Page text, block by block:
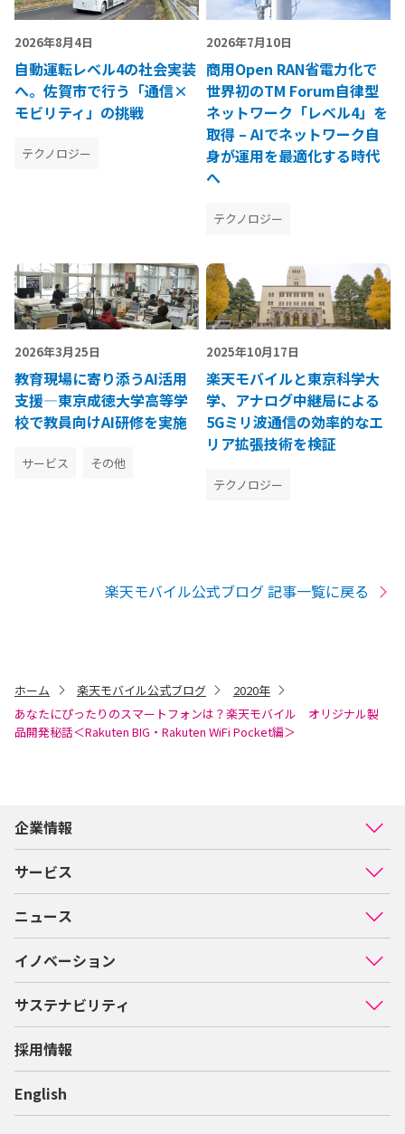
2026年8月4日
自動運転レベル4の社会実装
へ。佐賀市で行う「通信×
モビリティ」の挑戦
テクノロジー
2026年7月10日
商用Open RAN省電力化で
世界初のTM Forum自律型
ネットワーク「レベル4」を
取得 – AIでネットワーク自
身が運用を最適化する時代
へ
テクノロジー
2026年3月25日
教育現場に寄り添うAI活用
支援―東京成徳大学高等学
校で教員向けAI研修を実施
サービス その他
2025年10月17日
楽天モバイルと東京科学大
学、アナログ中継局による
5Gミリ波通信の効率的なエ
リア拡張技術を検証
テクノロジー
楽天モバイル公式ブログ 記事一覧に戻る
ホーム 楽天モバイル公式ブログ
2020年
あなたにぴったりのスマートフォンは？楽天モバイル オリジナル製
品開発秘話＜Rakuten BIG・Rakuten WiFi Pocket編＞
企業情報
サービス
ニュース
イノベーション
サステナビリティ
採用情報
English